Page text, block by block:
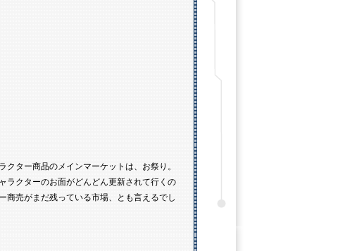
ター商品のメインマーケットは、お祭り。
ラクターのお面がどんどん更新されて行くの
商売がまだ残っている市場、とも言えるでし